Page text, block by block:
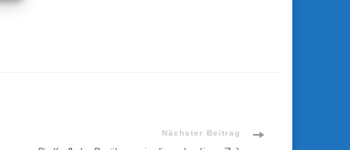
Nächster Beitrag